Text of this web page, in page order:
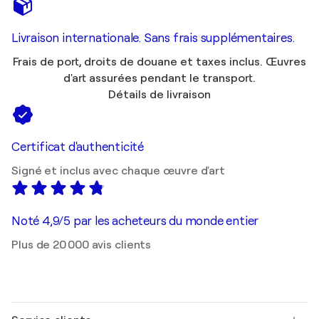
Livraison internationale. Sans frais supplémentaires.
Frais de port, droits de douane et taxes inclus. Œuvres
d'art assurées pendant le transport.
Détails de livraison
Certificat d'authenticité
Signé et inclus avec chaque œuvre d'art
Noté 4,9/5 par les acheteurs du monde entier
Plus de 20 000 avis clients